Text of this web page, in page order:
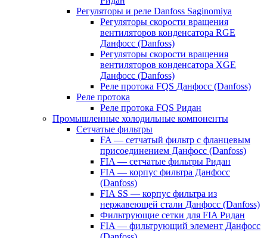
Регуляторы и реле Danfoss Saginomiya
Регуляторы скорости вращения
вентиляторов конденсатора RGE
Данфосс (Danfoss)
Регуляторы скорости вращения
вентиляторов конденсатора XGE
Данфосс (Danfoss)
Реле протока FQS Данфосс (Danfoss)
Реле протока
Реле протока FQS Ридан
Промышленные холодильные компоненты
Сетчатые фильтры
FA — сетчатый фильтр с фланцевым
присоединением Данфосс (Danfoss)
FIA — сетчатые фильтры Ридан
FIA — корпус фильтра Данфосс
(Danfoss)
FIA SS — корпус фильтра из
нержавеющей стали Данфосс (Danfoss)
Фильтрующие сетки для FIA Ридан
FIA — фильтрующий элемент Данфосс